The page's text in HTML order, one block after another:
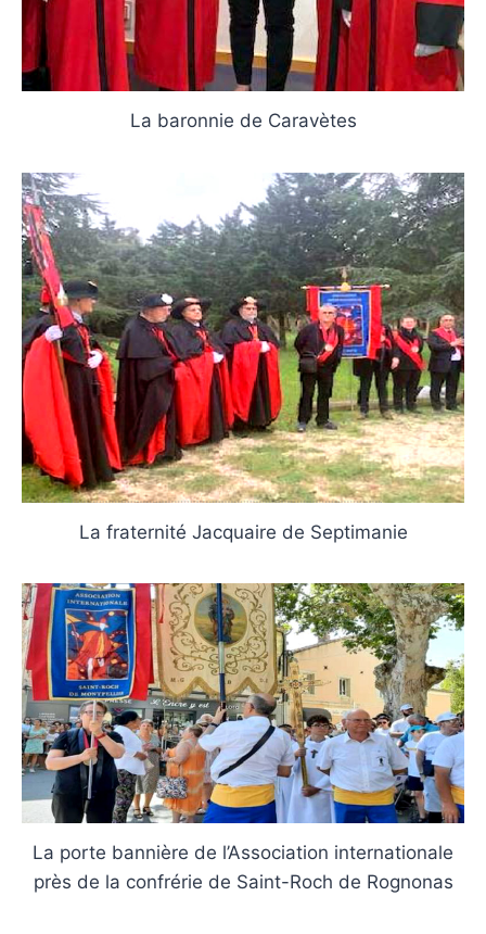
La baronnie de Caravètes
La fraternité Jacquaire de Septimanie
La porte bannière de l’Association internationale
près de la confrérie de Saint-Roch de Rognonas